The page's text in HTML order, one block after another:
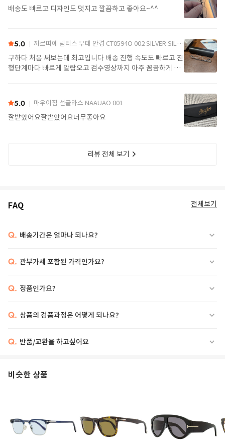
배송도 빠르고 디자인도 멋지고 깔끔하고 좋아요~^^
5.0 까르띠에 림리스 무테 안경 CT0594O 002 SILVER SILVER TRANSPARENT
구하다 처음 써보는데 최고입니다 배송 진행 속도도 빠르고 진
행단계마다 빠르게 알람오고 검수영상까지 아주 꼼꼼하게 찍
5.0 마우이짐 선글라스 NAAUAO 001
잘받았어요잘받았어요너무좋아요
리뷰 전체 보기
FAQ 전체보기
Q. 배송기간은 얼마나 되나요?
Q. 관부가세 포함된 가격인가요?
Q. 정품인가요?
Q. 상품의 검품과정은 어떻게 되나요?
Q. 반품/교환을 하고싶어요
비슷한 상품